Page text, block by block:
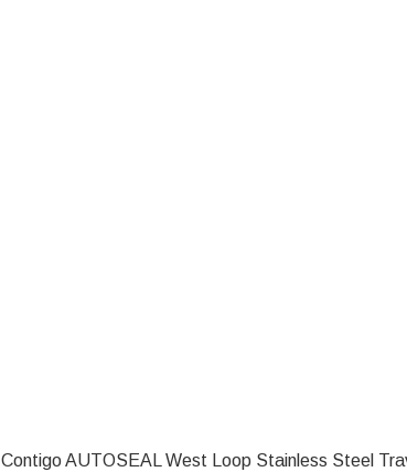
Contigo AUTOSEAL West Loop Stainless Steel